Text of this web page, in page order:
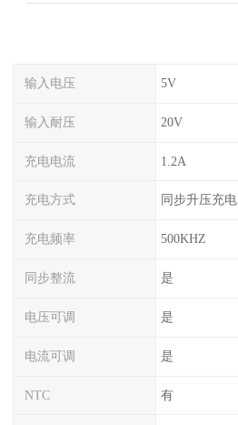
输入电压 5V
输入耐压 20V
充电电流 1.2A
充电方式 同步升压充电
充电频率 500KHZ
同步整流 是
电压可调 是
电流可调 是
NTC 有